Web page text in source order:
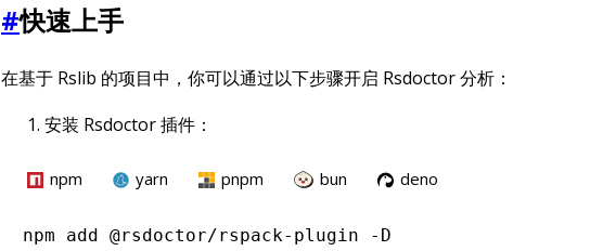
#快速上手
在基于 Rslib 的项目中，你可以通过以下步骤开启 Rsdoctor 分析：
安装 Rsdoctor 插件：
npm yarn pnpm bun deno
npm add @rsdoctor/rspack-plugin -D